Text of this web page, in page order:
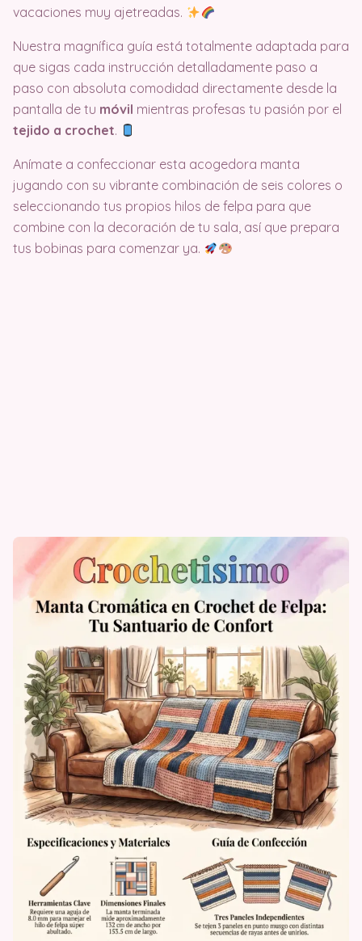
vacaciones muy ajetreadas.
Nuestra magnífica guía está totalmente adaptada para
que sigas cada instrucción detalladamente paso a
paso con absoluta comodidad directamente desde la
pantalla de tu móvil mientras profesas tu pasión por el
tejido a crochet.
Anímate a confeccionar esta acogedora manta
jugando con su vibrante combinación de seis colores o
seleccionando tus propios hilos de felpa para que
combine con la decoración de tu sala, así que prepara
tus bobinas para comenzar ya.